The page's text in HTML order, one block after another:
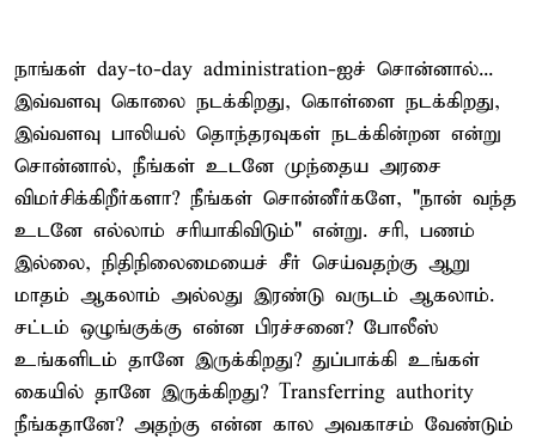
நாங்கள் day-to-day administration-ஐச் சொன்னால்...
இவ்வளவு கொலை நடக்கிறது, கொள்ளை நடக்கிறது,
இவ்வளவு பாலியல் தொந்தரவுகள் நடக்கின்றன என்று
சொன்னால், நீங்கள் உடனே முந்தைய அரசை
விமர்சிக்கிறீர்களா? நீங்கள் சொன்னீர்களே, "நான் வந்த
உடனே எல்லாம் சரியாகிவிடும்" என்று. சரி, பணம்
இல்லை, நிதிநிலைமையைச் சீர் செய்வதற்கு ஆறு
மாதம் ஆகலாம் அல்லது இரண்டு வருடம் ஆகலாம்.
சட்டம் ஒழுங்குக்கு என்ன பிரச்சனை? போலீஸ்
உங்களிடம் தானே இருக்கிறது? துப்பாக்கி உங்கள்
கையில் தானே இருக்கிறது? Transferring authority
நீங்கதானே? அதற்கு என்ன கால அவகாசம் வேண்டும்